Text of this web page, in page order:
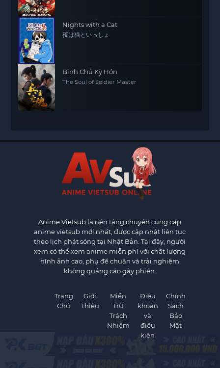
Nights with a Cat
夜は猫といっしょ
Binh Chủ Kỳ Hồn
The Soul of Soldier Master
Anime Vietsub là nền tảng chuyên cung cấp
anime vietsub mới nhất, được cập nhật liên tục
theo lịch phát sóng tại Nhật Bản. Tại đây, người
xem có thể xem anime miễn phí với chất lượng
hình ảnh cao, phụ đề chuẩn và trải nghiệm
không quảng cáo gây phiền.
Trang
Chủ
Giới
Thiệu
Miễn
Trừ
Trách
Nhiệm
Điều
khoản
và
điều
kiện
Chính
Sách
Bảo
Mật